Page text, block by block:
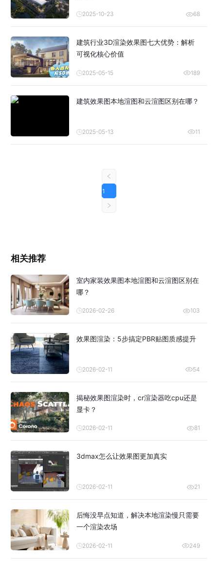
2025-10-23 68
建筑行业3D渲染效果图七大优势：解析
可视化核心价值
2025-05-15 189
建筑效果图本地渲图和云渲图区别在哪？
2025-05-13 11
1
相关推荐
室内家装效果图本地渲图和云渲图区别在
哪？
2026-02-26 103
效果图渲染：5步搞定PBR贴图质感提升
2026-02-11 54
揭秘效果图渲染时，cr渲染器吃cpu还是
显卡？
2026-02-11 81
3dmax怎么让效果图更加真实
2026-02-11 21
后悔没早点知道，解决本地渲染慢只需要
一个渲染农场
2026-02-11 249